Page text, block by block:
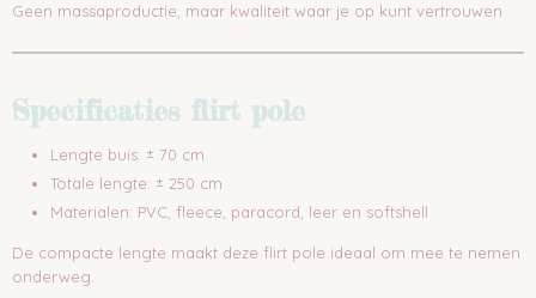
Geen massaproductie, maar kwaliteit waar je op kunt vertrouwen
Specificaties flirt pole
Lengte buis: ± 70 cm
Totale lengte: ± 250 cm
Materialen: PVC, fleece, paracord, leer en softshell
De compacte lengte maakt deze flirt pole ideaal om mee te nemen
onderweg.